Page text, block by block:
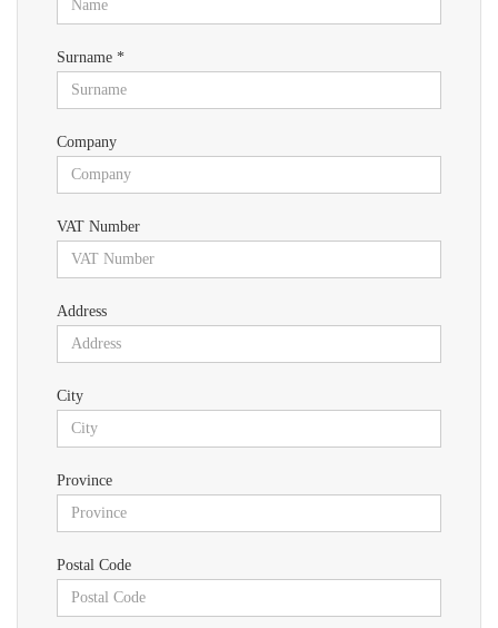
Surname *
Company
VAT Number
Address
City
Province
Postal Code